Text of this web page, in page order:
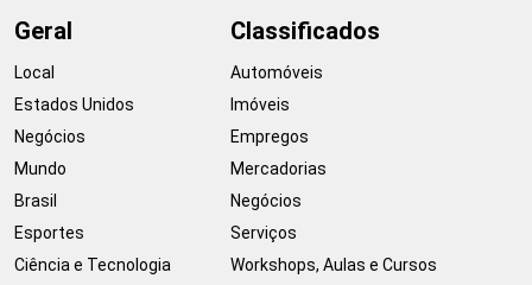
Geral
Local
Estados Unidos
Negócios
Mundo
Brasil
Esportes
Ciência e Tecnologia
Classificados
Automóveis
Imóveis
Empregos
Mercadorias
Negócios
Serviços
Workshops, Aulas e Cursos